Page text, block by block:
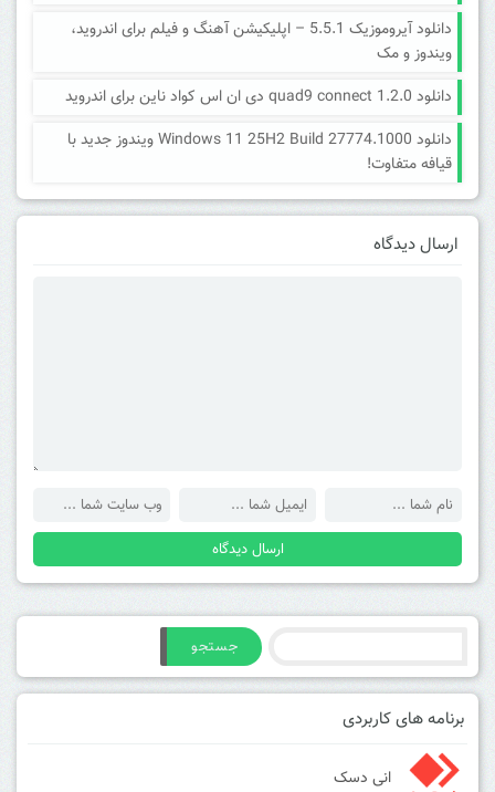
دانلود آیروموزیک 5.5.1 – اپلیکیشن آهنگ و فیلم برای اندروید،
ویندوز و مک
دانلود quad9 connect 1.2.0 دی ان اس کواد ناین برای اندروید
دانلود Windows 11 25H2 Build 27774.1000 ویندوز جدید با
قیافه متفاوت!
ارسال دیدگاه
جستجو
برنامه های کاربردی
انی دسک